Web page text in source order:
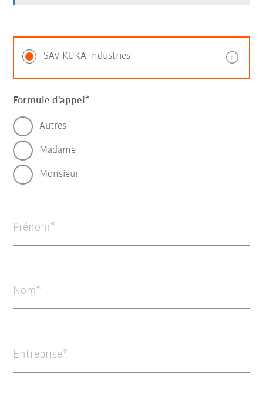
SAV KUKA Industries
Formule d'appel
Autres
Madame
Monsieur
Prénom
Nom
Entreprise